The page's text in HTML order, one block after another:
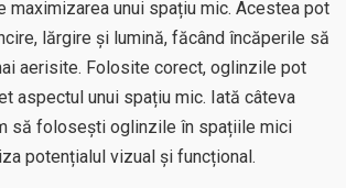
maximizarea unui spațiu mic. Acestea pot
lărgire și lumină, făcând încăperile să
aerisite. Folosite corect, oglinzile pot
aspectul unui spațiu mic. Iată câteva
să folosești oglinzile în spațiile mici
potențialul vizual și funcțional.